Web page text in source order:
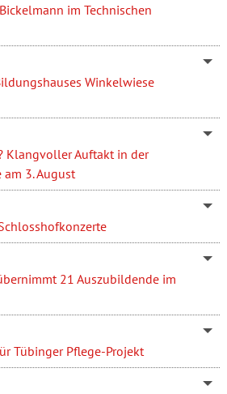
im Technischen
Winkelwiese
Klangvoller Auftakt in der
3. August
21 Auszubildende im
Tübinger Pflege-Projekt